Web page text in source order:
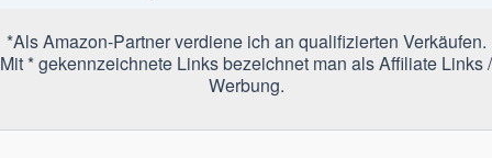
*Als Amazon-Partner verdiene ich an qualifizierten Verkäufen.
Mit * gekennzeichnete Links bezeichnet man als Affiliate Links /
Werbung.